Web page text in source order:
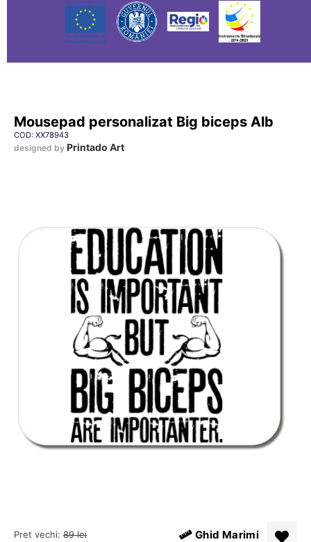
Mousepad personalizat Big biceps Alb
COD: XX78943
designed by Printado Art
Pret vechi: 89 lei Ghid Marimi